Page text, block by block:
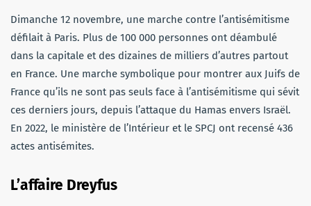
Dimanche 12 novembre, une marche contre l’antisémitisme
défilait à Paris. Plus de 100 000 personnes ont déambulé
dans la capitale et des dizaines de milliers d’autres partout
en France. Une marche symbolique pour montrer aux Juifs de
France qu’ils ne sont pas seuls face à l’antisémitisme qui sévit
ces derniers jours, depuis l’attaque du Hamas envers Israël.
En 2022, le ministère de l’Intérieur et le SPCJ ont recensé 436
actes antisémites.
L’affaire Dreyfus